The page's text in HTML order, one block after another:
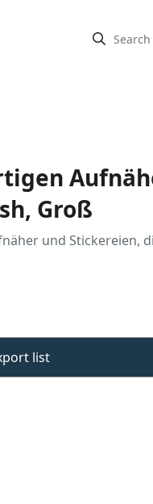
Groß
und Stickereien,
list